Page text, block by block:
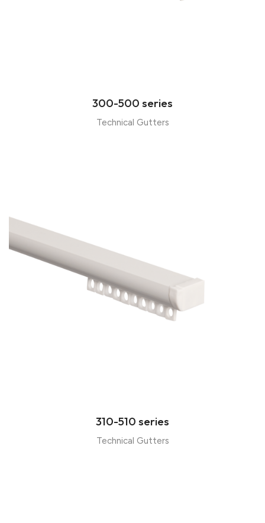
300-500 series
Technical Gutters
310-510 series
Technical Gutters